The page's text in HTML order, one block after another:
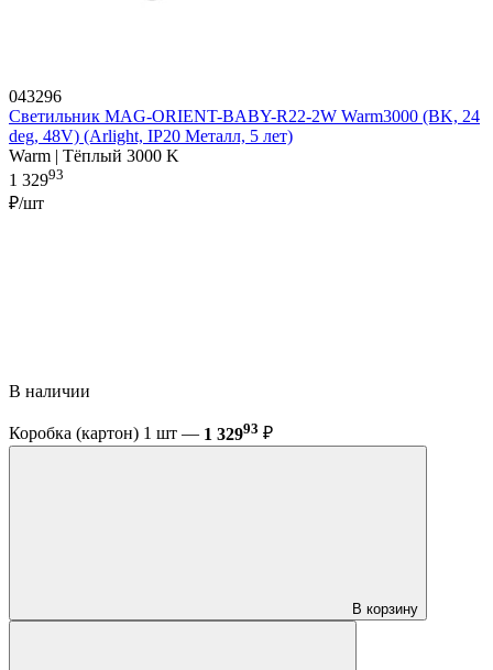
043296
Светильник MAG-ORIENT-BABY-R22-2W Warm3000 (BK, 24
deg, 48V) (Arlight, IP20 Металл, 5 лет)
Warm | Тёплый 3000 K
1 32993
₽/шт
В наличии
Коробка (картон) 1 шт — 1 32993 ₽
В корзину